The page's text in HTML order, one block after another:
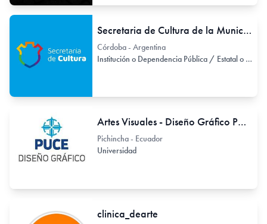
Secretaria de Cultura de la Municipalidad de Córdoba
Córdoba - Argentina
Institución o Dependencia Pública / Estatal o Provincial
Artes Visuales - Diseño Gráfico PUCE
Pichincha - Ecuador
Universidad
clinica_dearte